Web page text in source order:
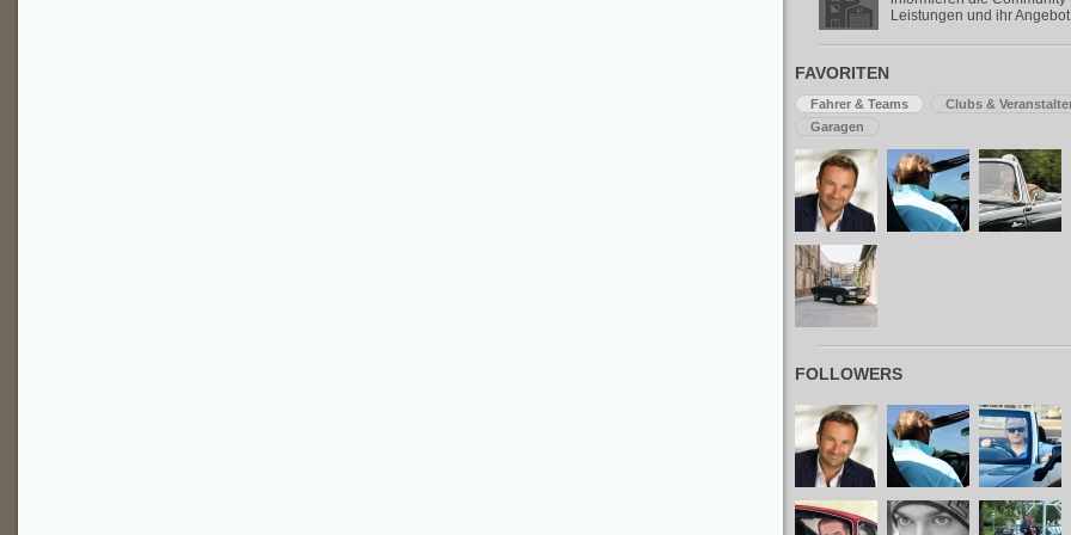
Leistungen und ihr
FAVORITEN
Fahrer & Teams
Clubs &
Garagen
FOLLOWERS